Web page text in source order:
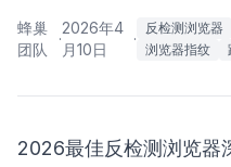
蜂巢
团队
·
2026年4
月10日
·
反检测浏览器
浏览器指纹
2026最佳反检测浏览器